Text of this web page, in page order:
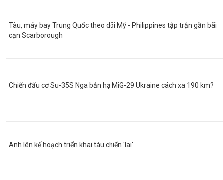
Tàu, máy bay Trung Quốc theo dõi Mỹ - Philippines tập trận gần bãi
cạn Scarborough
Chiến đấu cơ Su-35S Nga bắn hạ MiG-29 Ukraine cách xa 190 km?
Anh lên kế hoạch triển khai tàu chiến 'lai'